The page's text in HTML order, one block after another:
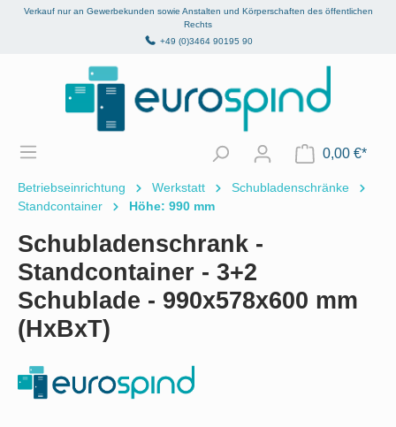
springen
Verkauf nur an Gewerbekunden sowie Anstalten und Körperschaften des öffentlichen
Rechts
+49 (0)3464 90195 90
0,00 €*
Betriebseinrichtung Werkstatt
Schubladenschränke
Standcontainer
Höhe: 990 mm
Schubladenschrank -
Standcontainer - 3+2
Schublade - 990x578x600 mm
(HxBxT)